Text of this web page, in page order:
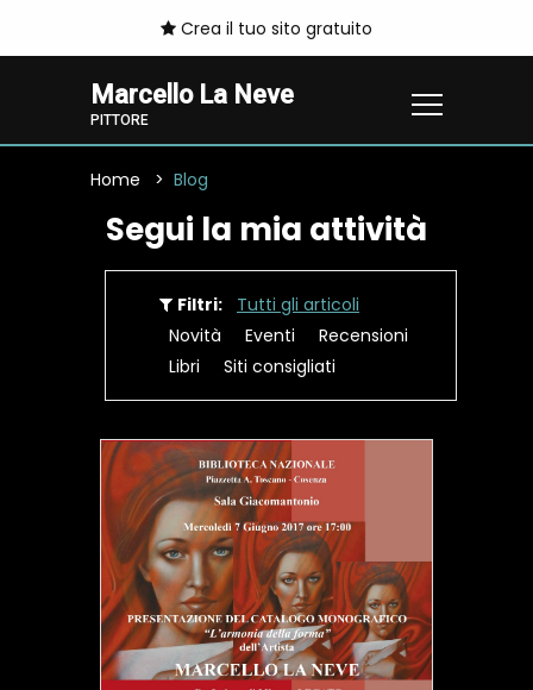
Crea il tuo sito gratuito
Marcello La Neve
PITTORE
Home Blog
Segui la mia attività
Filtri:
Tutti gli articoli
Novità
Eventi
Recensioni
Libri
Siti consigliati